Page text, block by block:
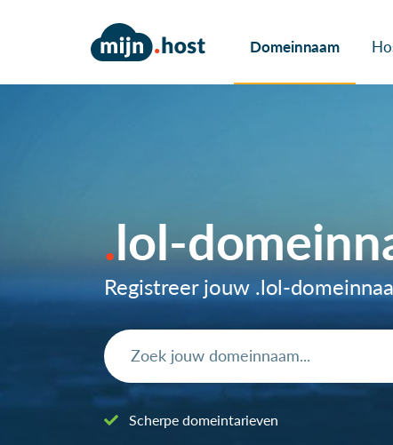
Domeinnaam
lol-
Registreer jouw .lol-
Scherpe domeintarieven